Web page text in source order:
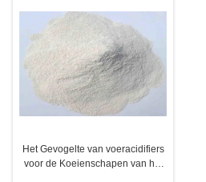
Het Gevogelte van voeracidifiers
voor de Koeienschapen van het